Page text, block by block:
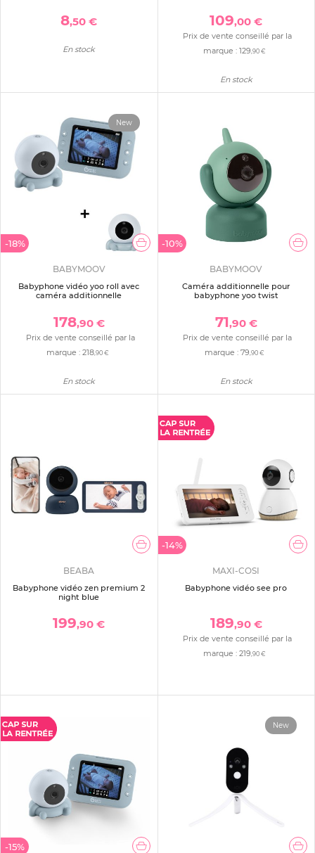
8,50 €
En stock
109,00 €
Prix de vente conseillé par la
marque :129 ,90 €
En stock
-18%
New
BABYMOOV
Babyphone vidéo yoo roll avec
caméra additionnelle
178,90 €
Prix de vente conseillé par la
marque : 218,90 €
En stock
-10%
BABYMOOV
Caméra additionnelle pour
babyphone yoo twist
71,90 €
Prix de vente conseillé par la
marque :79 ,90 €
En stock
BEABA
Babyphone vidéo zen premium 2
night blue
199,90 €
-14%
MAXI-COSI
Babyphone vidéo see pro
189,90 €
Prix de vente conseillé par la
marque :219,90 €
-15%
New